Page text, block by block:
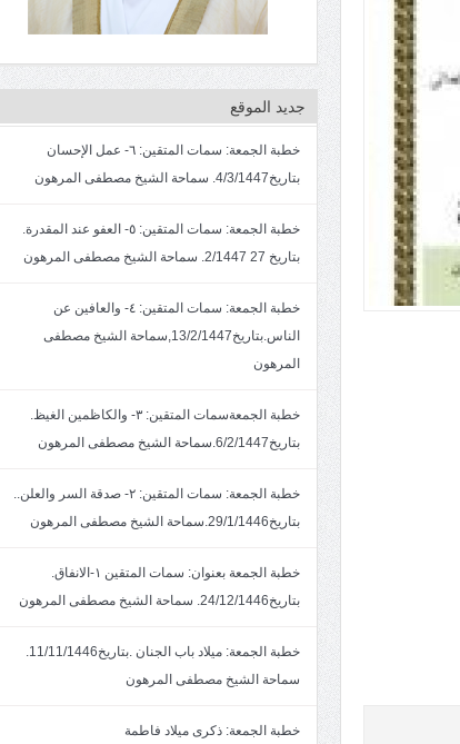
جديد الموقع
خطبة الجمعة: سمات المتقين: ٦- عمل الإحسان
بتاريخ4/3/1447. سماحة الشيخ مصطفى المرهون
خطبة الجمعة: سمات المتقين: ٥- العفو عند المقدرة.
بتاريخ 27 2/1447. سماحة الشيخ مصطفى المرهون
خطبة الجمعة: سمات المتقين: ٤- والعافين عن
الناس.بتاريخ13/2/1447,سماحة الشيخ مصطفى
المرهون
خطبة الجمعةسمات المتقين: ٣- والكاظمين الغيظ.
بتاريخ6/2/1447.سماحة الشيخ مصطفى المرهون
خطبة الجمعة: سمات المتقين: ٢- صدقة السر والعلن..
بتاريخ29/1/1446.سماحة الشيخ مصطفى المرهون
خطبة الجمعة بعنوان: سمات المتقين ١-الانفاق.
بتاريخ24/12/1446. سماحة الشيخ مصطفى المرهون
خطبة الجمعة: ميلاد باب الجنان .بتاريخ11/11/1446.
سماحة الشيخ مصطفى المرهون
خطبة الجمعة: ذكرى ميلاد فاطمة